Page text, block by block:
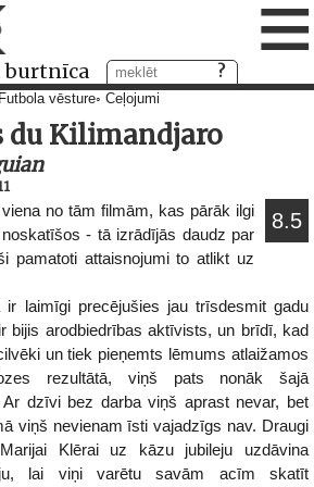
burtnīca ≡
Futbola vēsture Ceļojumi
du Kilimandjaro
8.5
no tām filmām, kas pārāk ilgi
- tā izrādījās daudz par
pamatoti attaisnojumi to atlikt uz
laimīgi precējušies jau trīsdesmit gadu
bijis arodbiedrības aktīvists, un brīdī, kad
un tiek pieņemts lēmums atlaižamos
rezultātā, viņš pats nonāk šajā
dzīvi bez darba viņš aprast nevar, bet
viņš nevienam īsti vajadzīgs nav. Draugi
Klērai uz kāzu jubileju uzdāvina
lai viņi varētu savām acīm skatīt